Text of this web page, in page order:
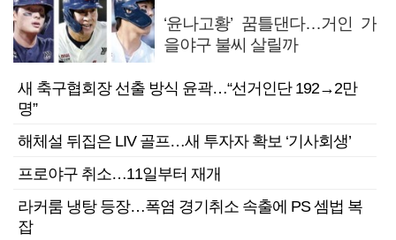
‘윤나고황’ 꿈틀댄다…거인 가
을야구 불씨 살릴까
새 축구협회장 선출 방식 윤곽…“선거인단 192→2만
명”
해체설 뒤집은 LIV 골프…새 투자자 확보 ‘기사회생’
프로야구 취소…11일부터 재개
라커룸 냉탕 등장…폭염 경기취소 속출에 PS 셈법 복
잡